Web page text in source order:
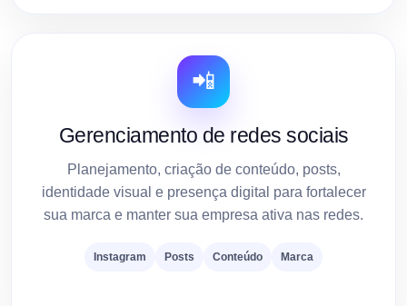
📲
Gerenciamento de redes sociais
Planejamento, criação de conteúdo, posts,
identidade visual e presença digital para fortalecer
sua marca e manter sua empresa ativa nas redes.
Instagram Posts Conteúdo Marca